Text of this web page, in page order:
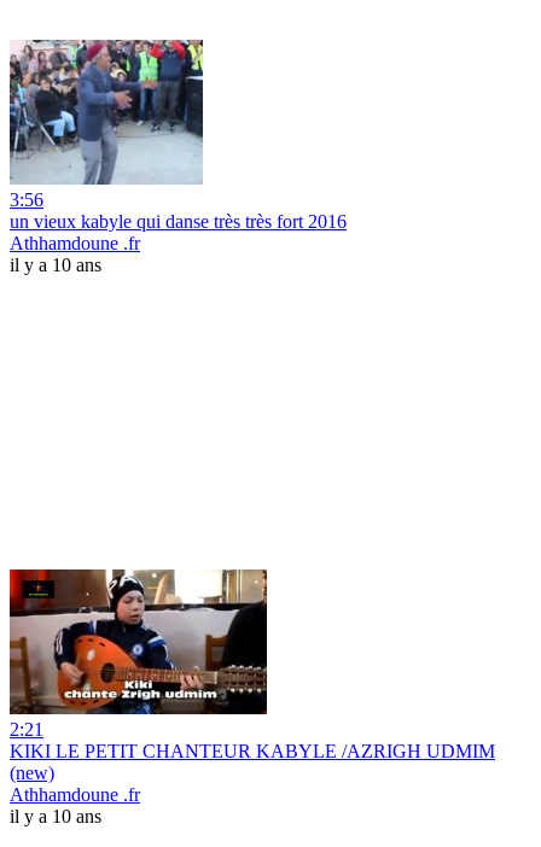
3:56
un vieux kabyle qui danse très très fort 2016
Athhamdoune .fr
il y a 10 ans
2:21
KIKI LE PETIT CHANTEUR KABYLE /AZRIGH UDMIM
(new)
Athhamdoune .fr
il y a 10 ans